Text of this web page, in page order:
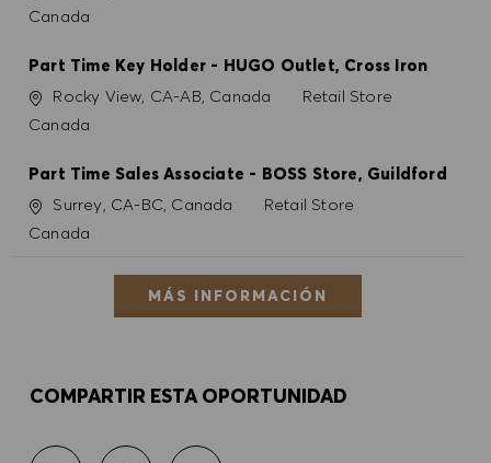
Canada
Part Time Key Holder - HUGO Outlet, Cross Iron
Ubicación
Rocky View, CA-AB, Canada Categoría
Retail Store
Canada
Part Time Sales Associate - BOSS Store, Guildford
Ubicación
Surrey, CA-BC, Canada Categoría
Retail Store
Canada
MÁS INFORMACIÓN
COMPARTIR ESTA OPORTUNIDAD